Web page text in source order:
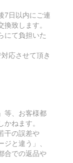
7日以内にご連
致します。
にて負担いた
応させて頂き
等、お客様都
ねます。
干の誤差や
と違う」、
合での返品や